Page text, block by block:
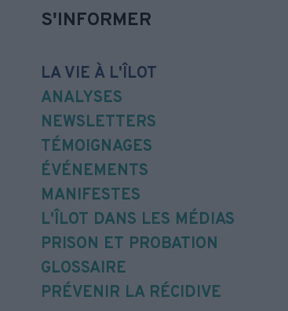
S'INFORMER
LA VIE À L'ÎLOT
ANALYSES
NEWSLETTERS
TÉMOIGNAGES
ÉVÉNEMENTS
MANIFESTES
L'ÎLOT DANS LES MÉDIAS
PRISON ET PROBATION
GLOSSAIRE
PRÉVENIR LA RÉCIDIVE